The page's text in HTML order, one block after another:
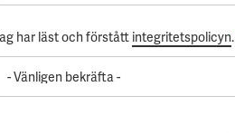
har läst och förstått integritetspolicyn.